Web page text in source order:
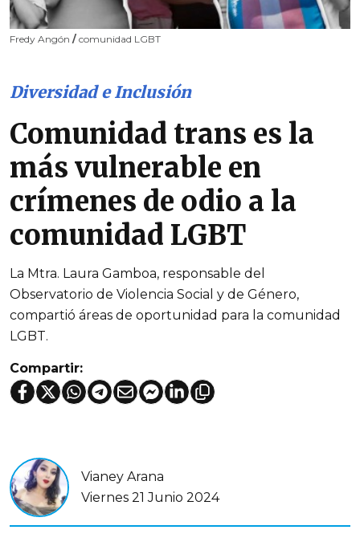
Fredy Angón / comunidad LGBT
Diversidad e Inclusión
Comunidad trans es la
más vulnerable en
crímenes de odio a la
comunidad LGBT
La Mtra. Laura Gamboa, responsable del
Observatorio de Violencia Social y de Género,
compartió áreas de oportunidad para la comunidad
LGBT.
Compartir:
Vianey Arana
Viernes 21 Junio 2024